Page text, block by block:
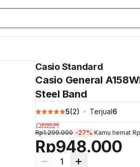
Casio Standard
Casio General
Steel Band
5(2) Terjual6
Rp948.000
Rp1.299.000 -27% Kamu hemat
1